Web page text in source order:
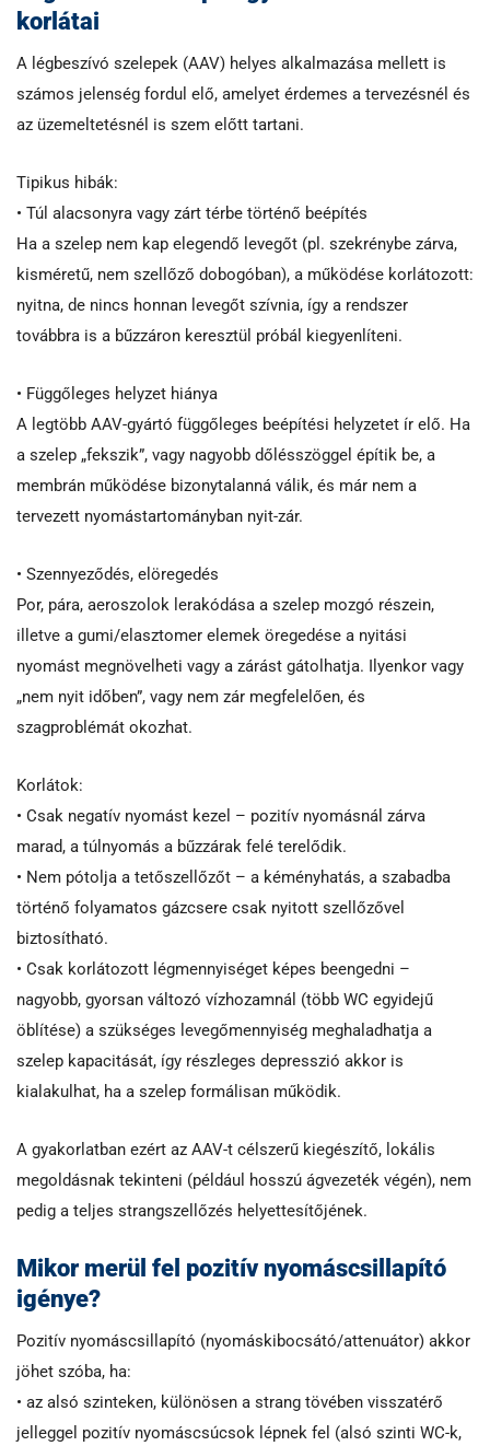
korlátai
A légbeszívó szelepek (AAV) helyes alkalmazása mellett is
számos jelenség fordul elő, amelyet érdemes a tervezésnél és
az üzemeltetésnél is szem előtt tartani.
Tipikus hibák:
• Túl alacsonyra vagy zárt térbe történő beépítés
Ha a szelep nem kap elegendő levegőt (pl. szekrénybe zárva,
kisméretű, nem szellőző dobogóban), a működése korlátozott:
nyitna, de nincs honnan levegőt szívnia, így a rendszer
továbbra is a bűzzáron keresztül próbál kiegyenlíteni.
• Függőleges helyzet hiánya
A legtöbb AAV-gyártó függőleges beépítési helyzetet ír elő. Ha
a szelep „fekszik”, vagy nagyobb dőlésszöggel építik be, a
membrán működése bizonytalanná válik, és már nem a
tervezett nyomástartományban nyit-zár.
• Szennyeződés, elöregedés
Por, pára, aeroszolok lerakódása a szelep mozgó részein,
illetve a gumi/elasztomer elemek öregedése a nyitási
nyomást megnövelheti vagy a zárást gátolhatja. Ilyenkor vagy
„nem nyit időben”, vagy nem zár megfelelően, és
szagproblémát okozhat.
Korlátok:
• Csak negatív nyomást kezel – pozitív nyomásnál zárva
marad, a túlnyomás a bűzzárak felé terelődik.
• Nem pótolja a tetőszellőzőt – a kéményhatás, a szabadba
történő folyamatos gázcsere csak nyitott szellőzővel
biztosítható.
• Csak korlátozott légmennyiséget képes beengedni –
nagyobb, gyorsan változó vízhozamnál (több WC egyidejű
öblítése) a szükséges levegőmennyiség meghaladhatja a
szelep kapacitását, így részleges depresszió akkor is
kialakulhat, ha a szelep formálisan működik.
A gyakorlatban ezért az AAV-t célszerű kiegészítő, lokális
megoldásnak tekinteni (például hosszú ágvezeték végén), nem
pedig a teljes strangszellőzés helyettesítőjének.
Mikor merül fel pozitív nyomáscsillapító
igénye?
Pozitív nyomáscsillapító (nyomáskibocsátó/attenuátor) akkor
jöhet szóba, ha:
• az alsó szinteken, különösen a strang tövében visszatérő
jelleggel pozitív nyomáscsúcsok lépnek fel (alsó szinti WC-k,